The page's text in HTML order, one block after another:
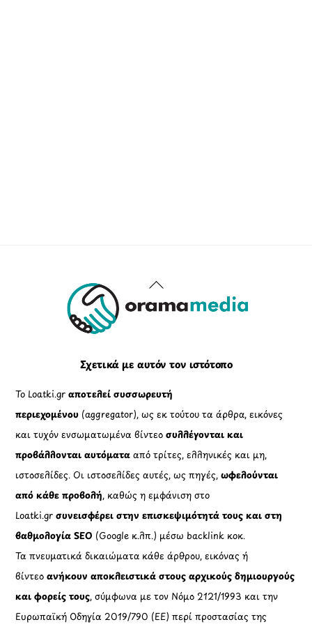
Back
To
Σχετικά με αυτόν τον ιστότοπο
Το Loatki.grαποτελεί συσσωρευτή
περιεχομένου (aggregator), ως εκ τούτου τα άρθρα, εικόνες
και τυχόν ενσωματωμένα βίντεοσυλλέγονται και
προβάλλονται αυτόματααπό τρίτες, ελληνικές και μη,
ιστοσελίδες. Οι ιστοσελίδες αυτές, ως πηγές,ωφελούνται
από κάθε προβολή, καθώς η εμφάνιση στο
Loatki.gr συνεισφέρει στην επισκεψιμότητά τους και στη
βαθμολογία SEO (Google κ.λπ.) μέσω backlink κοκ.
Τα πνευματικά δικαιώματα κάθε άρθρου, εικόνας ή
βίντεοανήκουν αποκλειστικά στους αρχικούς δημιουργούς
και φορείς τους, σύμφωνα με τον Νόμο 2121/1993 και την
Ευρωπαϊκή Οδηγία 2019/790 (ΕΕ) περί προστασίας της